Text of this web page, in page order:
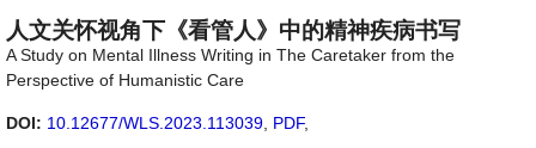
人文关怀视角下《看管人》中的精神疾病书写
A Study on Mental Illness Writing in The Caretaker from the
Perspective of Humanistic Care
DOI: 10.12677/WLS.2023.113039 PDF,